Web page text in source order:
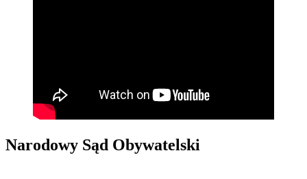
Narodowy Sąd Obywatelski